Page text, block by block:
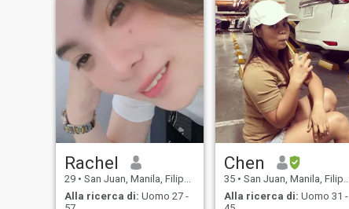
Rachel
29 • San Juan, Manila, Filippine
Alla ricerca di: Uomo 27 -
Chen
35 • San Juan, Manila, Filippine
Alla ricerca di: Uomo 31 -